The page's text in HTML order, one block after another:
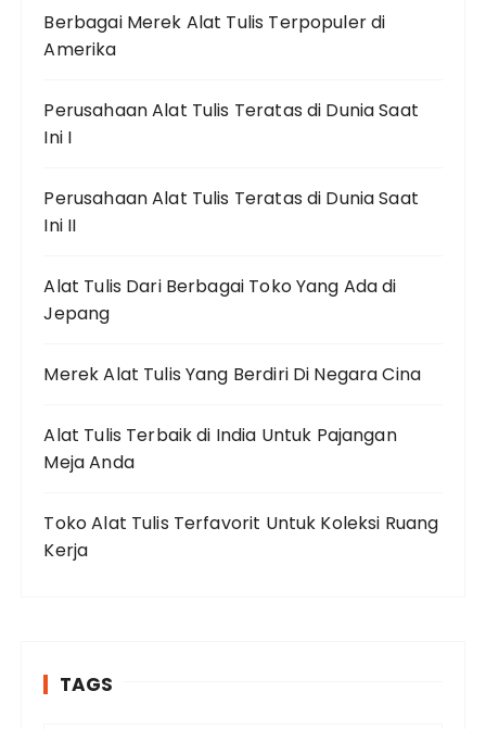
Berbagai Merek Alat Tulis Terpopuler di
Amerika
Perusahaan Alat Tulis Teratas di Dunia Saat
Ini I
Perusahaan Alat Tulis Teratas di Dunia Saat
Ini II
Alat Tulis Dari Berbagai Toko Yang Ada di
Jepang
Merek Alat Tulis Yang Berdiri Di Negara Cina
Alat Tulis Terbaik di India Untuk Pajangan
Meja Anda
Toko Alat Tulis Terfavorit Untuk Koleksi Ruang
Kerja
TAGS